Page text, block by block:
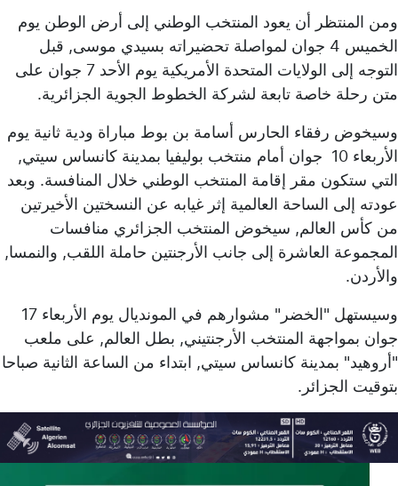
ومن المنتظر أن يعود المنتخب الوطني إلى أرض الوطن يوم
الخميس 4 جوان لمواصلة تحضيراته بسيدي موسى, قبل
التوجه إلى الولايات المتحدة الأمريكية يوم الأحد 7 جوان على
متن رحلة خاصة تابعة لشركة الخطوط الجوية الجزائرية.
وسيخوض رفقاء الحارس أسامة بن بوط مباراة ودية ثانية يوم
الأربعاء 10 جوان أمام منتخب بوليفيا بمدينة كانساس سيتي,
التي ستكون مقر إقامة المنتخب الوطني خلال المنافسة. وبعد
عودته إلى الساحة العالمية إثر غيابه عن النسختين الأخيرتين
من كأس العالم, سيخوض المنتخب الجزائري منافسات
المجموعة العاشرة إلى جانب الأرجنتين حاملة اللقب, والنمسا,
والأردن.
وسيستهل "الخضر" مشوارهم في المونديال يوم الأربعاء 17
جوان بمواجهة المنتخب الأرجنتيني, بطل العالم, على ملعب
"أروهيد" بمدينة كانساس سيتي, ابتداء من الساعة الثانية صباحا
بتوقيت الجزائر.